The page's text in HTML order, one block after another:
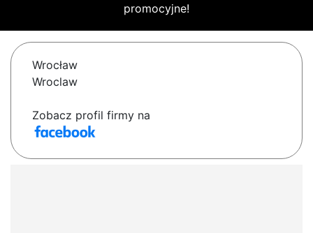
promocyjne!
Wrocław
Wroclaw
Zobacz profil firmy na